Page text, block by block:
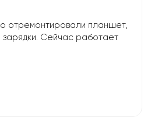
отремонтировали планшет,
зарядки. Сейчас работает